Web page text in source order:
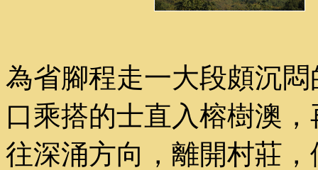
為省腳程走一大段頗沉
口乘搭的士直入榕樹澳
往深涌方向，離開村莊